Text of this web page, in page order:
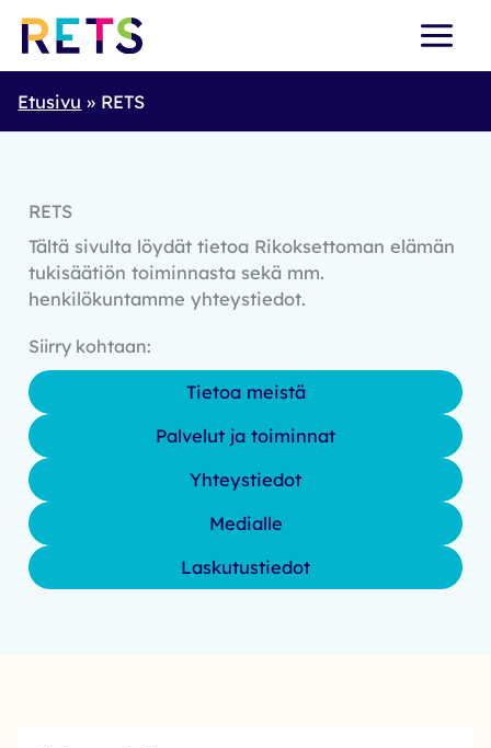
Skip
Etusivu
RETS
RETS
Tältä sivulta löydät tietoa Rikoksettoman elämän
tukisäätiön toiminnasta sekä mm.
henkilökuntamme yhteystiedot.
Siirry kohtaan:
Tietoa meistä
Palvelut ja toiminnat
Yhteystiedot
Medialle
Laskutustiedot